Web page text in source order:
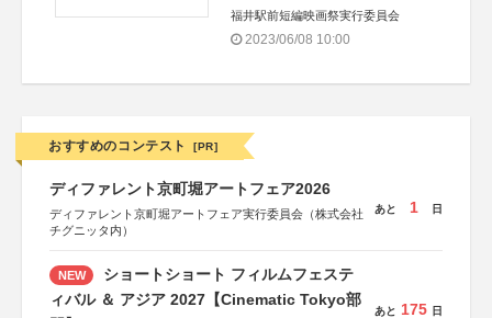
福井駅前短編映画祭実行委員会
2023/06/08 10:00
おすすめのコンテスト [PR]
ディファレント京町堀アートフェア2026
ディファレント京町堀アートフェア実行委員会（株式会社
チグニッタ内）
あと 1 日
NEW
ショートショート フィルムフェステ
ィバル ＆ アジア 2027【Cinematic Tokyo部
あと 175 日